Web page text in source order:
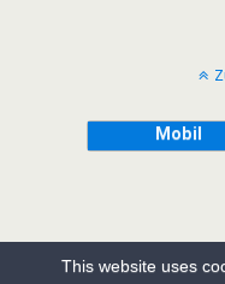
Mobil
This website uses